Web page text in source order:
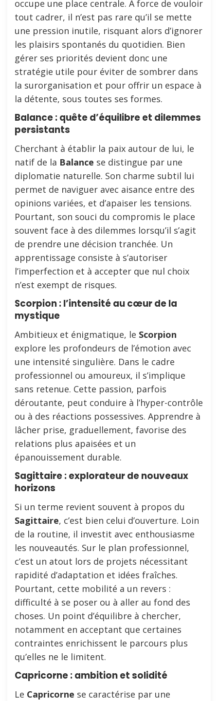
occupe une place centrale. À force de vouloir
tout cadrer, il n’est pas rare qu’il se mette
une pression inutile, risquant alors d’ignorer
les plaisirs spontanés du quotidien. Bien
gérer ses priorités devient donc une
stratégie utile pour éviter de sombrer dans
la surorganisation et pour offrir un espace à
la détente, sous toutes ses formes.
Balance : quête d’équilibre et dilemmes
persistants
Cherchant à établir la paix autour de lui, le
natif de la Balance se distingue par une
diplomatie naturelle. Son charme subtil lui
permet de naviguer avec aisance entre des
opinions variées, et d’apaiser les tensions.
Pourtant, son souci du compromis le place
souvent face à des dilemmes lorsqu’il s’agit
de prendre une décision tranchée. Un
apprentissage consiste à s’autoriser
l’imperfection et à accepter que nul choix
n’est exempt de risques.
Scorpion : l’intensité au cœur de la
mystique
Ambitieux et énigmatique, le Scorpion
explore les profondeurs de l’émotion avec
une intensité singulière. Dans le cadre
professionnel ou amoureux, il s’implique
sans retenue. Cette passion, parfois
déroutante, peut conduire à l’hyper-contrôle
ou à des réactions possessives. Apprendre à
lâcher prise, graduellement, favorise des
relations plus apaisées et un
épanouissement durable.
Sagittaire : explorateur de nouveaux
horizons
Si un terme revient souvent à propos du
Sagittaire, c’est bien celui d’ouverture. Loin
de la routine, il investit avec enthousiasme
les nouveautés. Sur le plan professionnel,
c’est un atout lors de projets nécessitant
rapidité d’adaptation et idées fraîches.
Pourtant, cette mobilité a un revers :
difficulté à se poser ou à aller au fond des
choses. Un point d’équilibre à chercher,
notamment en acceptant que certaines
contraintes enrichissent le parcours plus
qu’elles ne le limitent.
Capricorne : ambition et solidité
Le Capricorne se caractérise par une